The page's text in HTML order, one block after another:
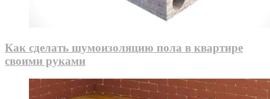
Как сделать шумоизоляцию пола в квартире
своими руками